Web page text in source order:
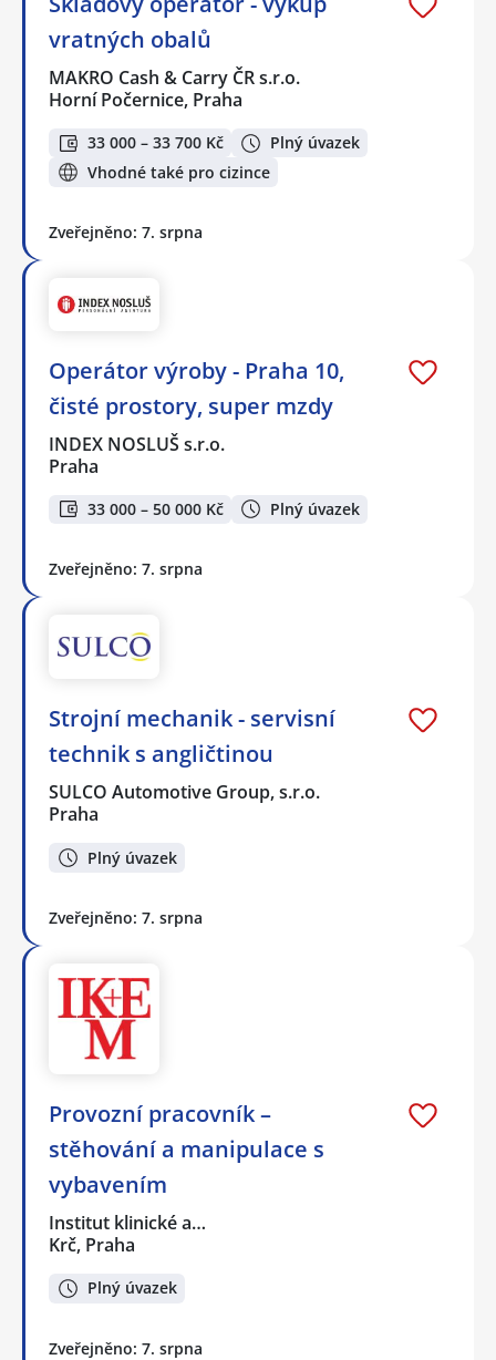
vratných obalů
MAKRO Cash & Carry ČR s.r.o.
Horní Počernice, Praha
33 000 – 33 700 Kč
Plný úvazek
Vhodné také pro cizince
Zveřejněno: 7. srpna
Operátor výroby - Praha 10,
čisté prostory, super mzdy
INDEX NOSLUŠ s.r.o.
Praha
33 000 – 50 000 Kč Plný úvazek
Zveřejněno: 7. srpna
Strojní mechanik - servisní
technik s angličtinou
SULCO Automotive Group, s.r.o.
Praha
Plný úvazek
Zveřejněno: 7. srpna
Provozní pracovník –
stěhování a manipulace s
vybavením
Institut klinické a…
Krč, Praha
Plný úvazek
Zveřejněno: 7. srpna